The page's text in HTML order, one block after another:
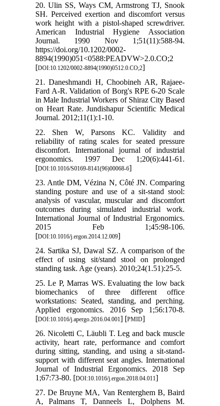
20. Ulin SS, Ways CM, Armstrong TJ, Snook
SH. Perceived exertion and discomfort versus
work height with a pistol-shaped screwdriver.
American Industrial Hygiene Association
Journal. 1990 Nov 1;51(11):588-94.
https://doi.org/10.1202/0002-
8894(1990)051<0588:PEADVW>2.0.CO;2
[DOI:10.1202/0002-8894(1990)0512.0.CO;2]
21. Daneshmandi H, Choobineh AR, Rajaee-
Fard A-R. Validation of Borg's RPE 6-20 Scale
in Male Industrial Workers of Shiraz City Based
on Heart Rate. Jundishapur Scientific Medical
Journal. 2012;11(1):1-10.
22. Shen W, Parsons KC. Validity and
reliability of rating scales for seated pressure
discomfort. International journal of industrial
ergonomics. 1997 Dec 1;20(6):441-61.
[DOI:10.1016/S0169-8141(96)00068-6]
23. Antle DM, Vézina N, Côté JN. Comparing
standing posture and use of a sit-stand stool:
analysis of vascular, muscular and discomfort
outcomes during simulated industrial work.
International Journal of Industrial Ergonomics.
2015 Feb 1;45:98-106.
[DOI:10.1016/j.ergon.2014.12.009]
24. Sartika SJ, Dawal SZ. A comparison of the
effect of using sit/stand stool on prolonged
standing task. Age (years). 2010;24(1.51):25-5.
25. Le P, Marras WS. Evaluating the low back
biomechanics of three different office
workstations: Seated, standing, and perching.
Applied ergonomics. 2016 Sep 1;56:170-8.
[DOI:10.1016/j.apergo.2016.04.001] [PMID]
26. Nicoletti C, Läubli T. Leg and back muscle
activity, heart rate, performance and comfort
during sitting, standing, and using a sit-stand-
support with different seat angles. International
Journal of Industrial Ergonomics. 2018 Sep
1;67:73-80. [DOI:10.1016/j.ergon.2018.04.011]
27. De Bruyne MA, Van Renterghem B, Baird
A, Palmans T, Danneels L, Dolphens M.